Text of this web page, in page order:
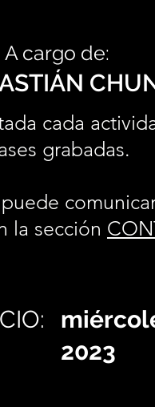
A cargo de:
cada
grabadas.
la sección
2023